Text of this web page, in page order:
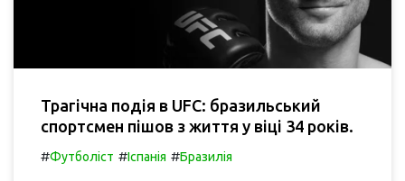
Трагічна подія в UFC: бразильський
спортсмен пішов з життя у віці 34 років.
#Футболіст #Іспанія #Бразилія